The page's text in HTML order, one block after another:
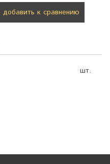
добавить к сравнению
шт.